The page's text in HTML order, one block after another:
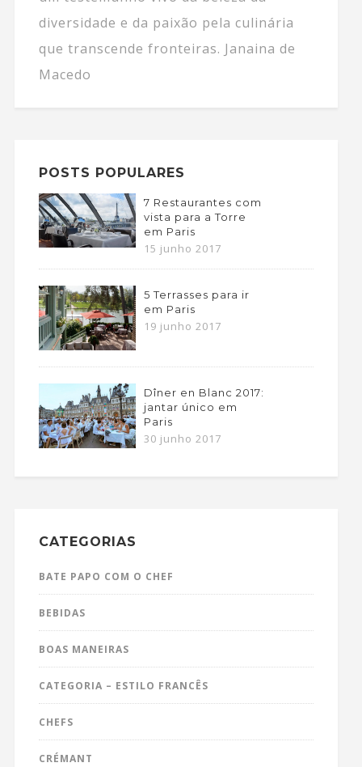
diversidade e da paixão pela culinária
que transcende fronteiras. Janaina de
Macedo
POSTS POPULARES
7 Restaurantes com
vista para a Torre
em Paris
15 junho 2017
5 Terrasses para ir
em Paris
19 junho 2017
Dîner en Blanc 2017:
jantar único em
Paris
30 junho 2017
CATEGORIAS
BATE PAPO COM O CHEF
BEBIDAS
BOAS MANEIRAS
CATEGORIA – ESTILO FRANCÊS
CHEFS
CRÉMANT